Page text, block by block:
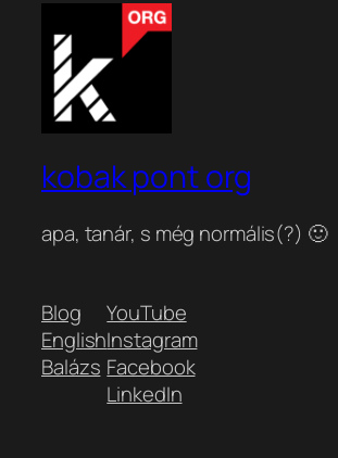
kobak pont org
apa, tanár, s még normális(?) 🙂
Blog
English
Balázs
YouTube
Instagram
Facebook
LinkedIn